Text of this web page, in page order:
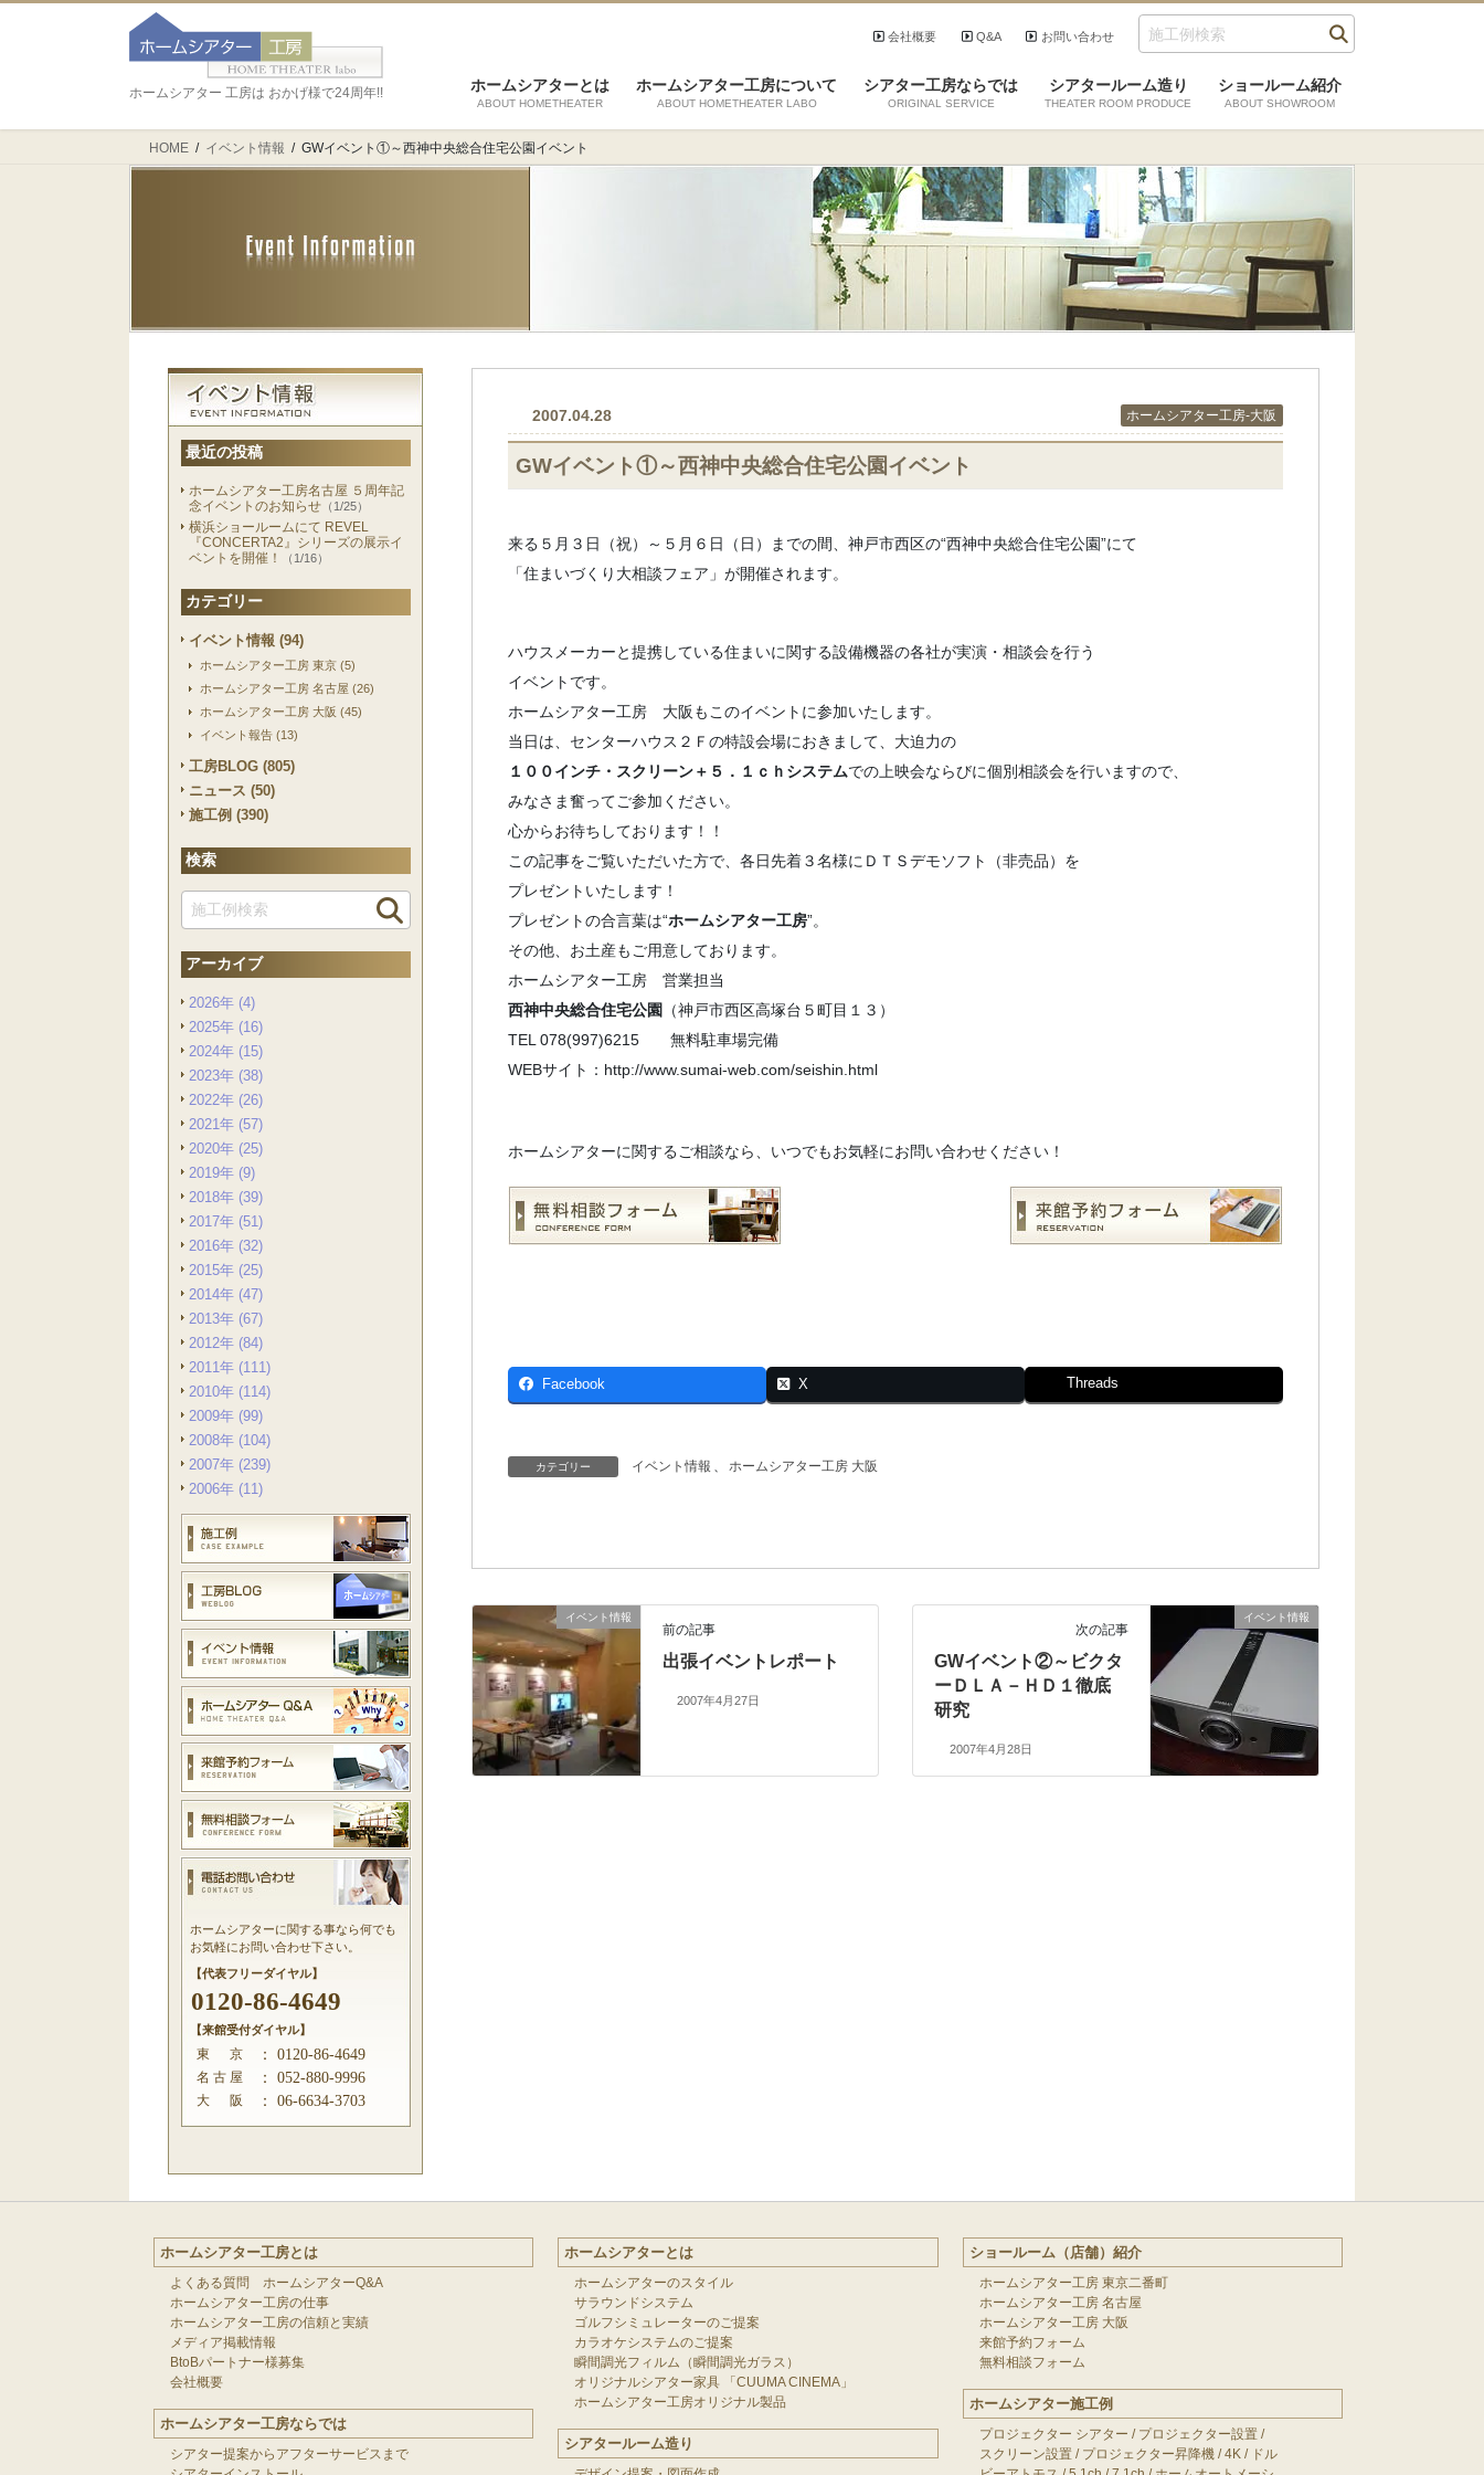
お問い合わせ
Q&A
会社概要
ホームシアター 工房は おかげ様で24周年!! ホームシアターとは
ABOUT HOMETHEATER
ホームシアター工房について
ABOUT HOMETHEATER LABO
シアター工房ならでは
ORIGINAL SERVICE
シアタールーム造り
THEATER ROOM PRODUCE
ショールーム紹介
ABOUT SHOWROOM
HOME イベント情報 GWイベント①～西神中央総合住宅公園イベント
最近の投稿
ホームシアター工房名古屋 ５周年記
念イベントのお知らせ（1/25）
横浜ショールームにて REVEL
『CONCERTA2』シリーズの展示イ
ベントを開催！
（1/16）
カテゴリー
イベント情報 (94)
ホームシアター工房 東京 (5)
ホームシアター工房 名古屋 (26)
ホームシアター工房 大阪 (45)
イベント報告 (13)
工房BLOG (805)
ニュース (50)
施工例 (390)
検索
アーカイブ
2026年 (4)
2025年 (16)
2024年 (15)
2023年 (38)
2022年 (26)
2021年 (57)
2020年 (25)
2019年 (9)
2018年 (39)
2017年 (51)
2016年 (32)
2015年 (25)
2014年 (47)
2013年 (67)
2012年 (84)
2011年 (111)
2010年 (114)
2009年 (99)
2008年 (104)
2007年 (239)
2006年 (11)
ホームシアターに関する事なら何でも
お気軽にお問い合わせ下さい。
【代表フリーダイヤル】
0120-86-4649
【来館受付ダイヤル】
東 京 ： 0120-86-4649
名 古 屋 ： 052-880-9996
大 阪 ： 06-6634-3703
2007.04.28 ホームシアター工房-大阪
GWイベント①～西神中央総合住宅公園イベント
来る５月３日（祝）～５月６日（日）までの間、神戸市西区の“西神中央総合住宅公園”にて
「住まいづくり大相談フェア」が開催されます。
ハウスメーカーと提携している住まいに関する設備機器の各社が実演・相談会を行う
イベントです。
ホームシアター工房 大阪もこのイベントに参加いたします。
当日は、センターハウス２Ｆの特設会場におきまして、大迫力の
１００インチ・スクリーン＋５．１ｃｈシステムでの上映会ならびに個別相談会を行いますので、
みなさま奮ってご参加ください。
心からお待ちしております！！
この記事をご覧いただいた方で、各日先着３名様にＤＴＳデモソフト（非売品）を
プレゼントいたします！
プレゼントの合言葉は“ホームシアター工房”。
その他、お土産もご用意しております。
ホームシアター工房 営業担当
西神中央総合住宅公園 （神戸市西区高塚台５町目１３）
TEL 078(997)6215 無料駐車場完備
WEBサイト：http://www.sumai-web.com/seishin.html
ホームシアターに関するご相談なら、いつでもお気軽にお問い合わせください！
Facebook X Threads
カテゴリー イベント情報 、 ホームシアター工房 大阪
イベント情報
前の記事
出張イベントレポート
2007年4月27日
イベント情報
次の記事
GWイベント②～ビクタ
ーＤＬＡ－ＨＤ１徹底
研究
2007年4月28日
ホームシアター工房とは
よくある質問 ホームシアターQ&A
ホームシアター工房の仕事
ホームシアター工房の信頼と実績
メディア掲載情報
BtoBパートナー様募集
会社概要
ホームシアター工房ならでは
シアター提案からアフターサービスまで
ホームシアターとは
ホームシアターのスタイル
サラウンドシステム
ゴルフシミュレーターのご提案
カラオケシステムのご提案
瞬間調光フィルム（瞬間調光ガラス）
オリジナルシアター家具 「CUUMA CINEMA」
ホームシアター工房オリジナル製品
シアタールーム造り
ショールーム（店舗）紹介
ホームシアター工房 東京二番町
ホームシアター工房 名古屋
ホームシアター工房 大阪
来館予約フォーム
無料相談フォーム
ホームシアター施工例
プロジェクター シアター / プロジェクター設置/
スクリーン設置/ プロジェクター昇降機/4K/ ドル